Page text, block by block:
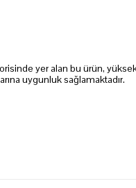
yer alan bu ürün,
uygunluk sağlamaktadır.